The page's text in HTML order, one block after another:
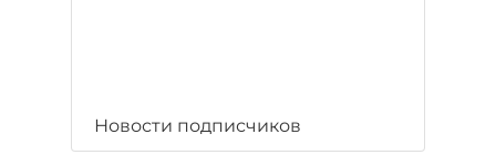
Новости подписчиков